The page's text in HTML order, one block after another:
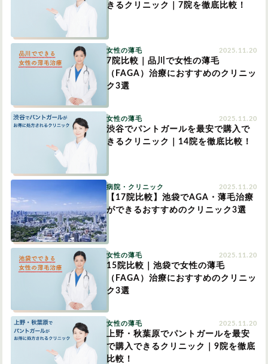
きるクリニック｜7院を徹底比較！
女性の薄毛 2025.11.20
7院比較｜品川で女性の薄毛
（FAGA）治療におすすめのクリニッ
ク3選
女性の薄毛 2025.11.20
渋谷でパントガールを最安で購入で
きるクリニック｜14院を徹底比較！
病院・クリニック 2025.11.20
【17院比較】池袋でAGA・薄毛治療
ができるおすすめのクリニック3選
女性の薄毛 2025.11.20
15院比較｜池袋で女性の薄毛
（FAGA）治療におすすめのクリニッ
ク3選
女性の薄毛 2025.11.20
上野・秋葉原でパントガールを最安
で購入できるクリニック｜9院を徹底
比較！
かつら・ヴィッグ
植毛 病院・クリニック
育毛剤